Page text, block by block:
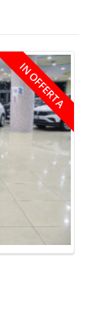
IN OFFERTA